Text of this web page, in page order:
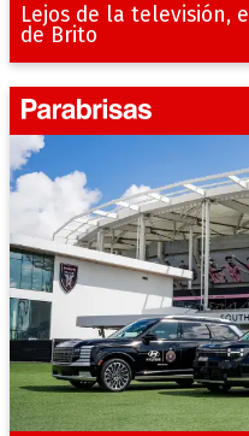
Lejos de la televisión,
de Brito